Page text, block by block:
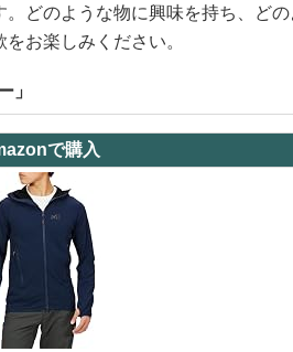
どのような物に興味を持ち、どの
お楽しみください。
」
で購入